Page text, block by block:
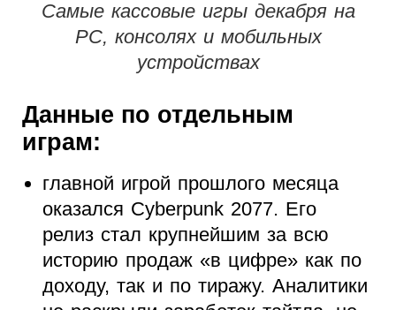
Самые кассовые игры декабря на
PC, консолях и мобильных
устройствах
Данные по отдельным
играм:
главной игрой прошлого месяца
оказался Cyberpunk 2077. Его
релиз стал крупнейшим за всю
историю продаж «в цифре» как по
доходу, так и по тиражу. Аналитики